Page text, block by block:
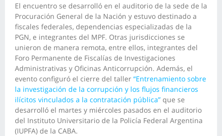
El encuentro se desarrolló en el auditorio de la sede de la
Procuración General de la Nación y estuvo destinado a
fiscales federales, dependencias especializadas de la
PGN, e integrantes del MPF. Otras jurisdicciones se
unieron de manera remota, entre ellos, integrantes del
Foro Permanente de Fiscalías de Investigaciones
Administrativas y Oficinas Anticorrupción. Además, el
evento configuró el cierre del taller “Entrenamiento sobre
la investigación de la corrupción y los flujos financieros
ilícitos vinculados a la contratación pública” que se
desarrolló el martes y miércoles pasados en el auditorio
del Instituto Universitario de la Policía Federal Argentina
(IUPFA) de la CABA.